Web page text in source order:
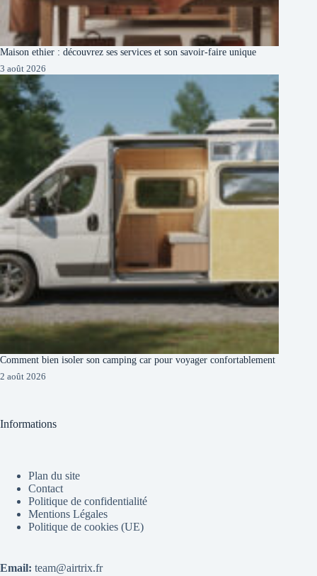
Maison ethier : découvrez ses services et son savoir-faire unique
3 août 2026
Comment bien isoler son camping car pour voyager confortablement
2 août 2026
Informations
Plan du site
Contact
Politique de confidentialité
Mentions Légales
Politique de cookies (UE)
Email: team@airtrix.fr